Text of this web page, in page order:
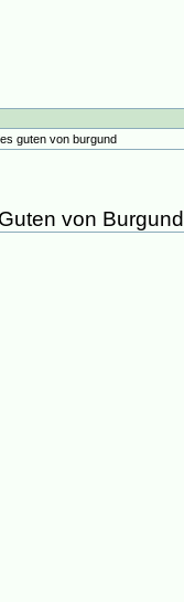
guten von burgund
von Burgund